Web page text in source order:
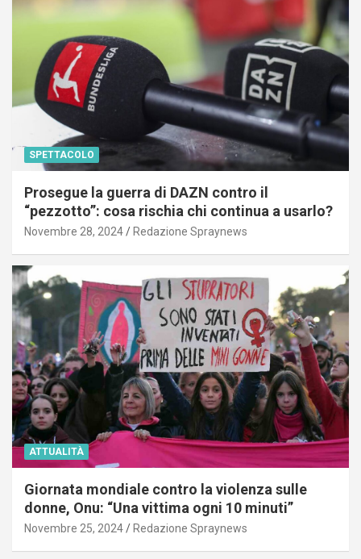
SPETTACOLO
Prosegue la guerra di DAZN contro il
“pezzotto”: cosa rischia chi continua a usarlo?
Novembre 28, 2024 Redazione Spraynews
ATTUALITÀ
Giornata mondiale contro la violenza sulle
donne, Onu: “Una vittima ogni 10 minuti”
Novembre 25, 2024 Redazione Spraynews